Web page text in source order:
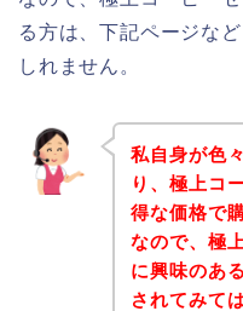
る方は、下記ページな
しれません。
私自身が色
り、極上コ
得な価格で
なので、極
に興味のあ
されてみて